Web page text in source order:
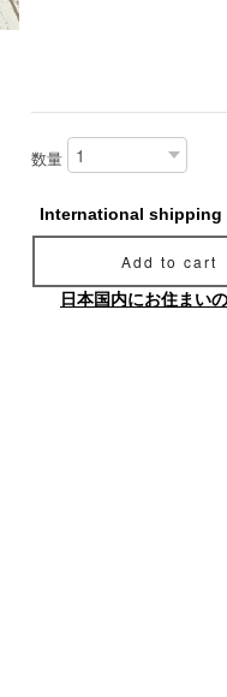
数量
International shipping
Add to cart
日本国内にお住まい